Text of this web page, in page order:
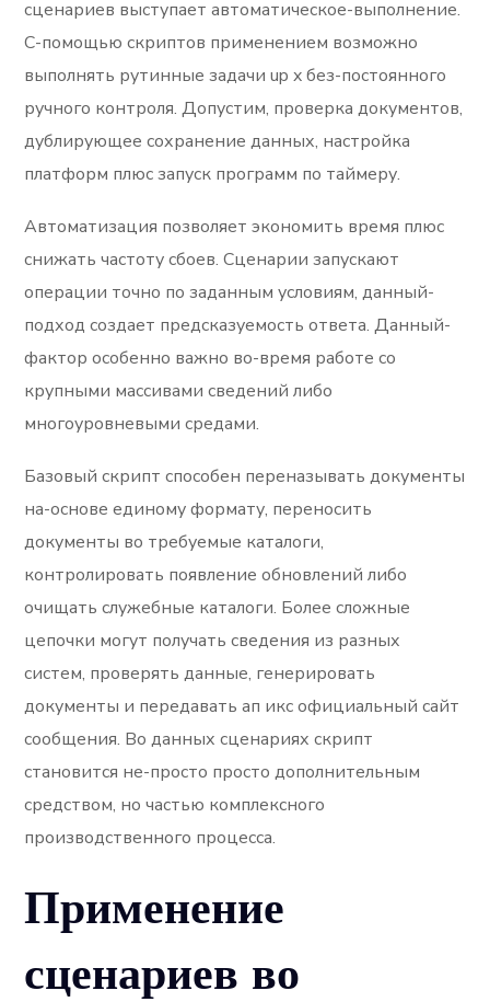
сценариев выступает автоматическое-выполнение.
С-помощью скриптов применением возможно
выполнять рутинные задачи up x без-постоянного
ручного контроля. Допустим, проверка документов,
дублирующее сохранение данных, настройка
платформ плюс запуск программ по таймеру.
Автоматизация позволяет экономить время плюс
снижать частоту сбоев. Сценарии запускают
операции точно по заданным условиям, данный-
подход создает предсказуемость ответа. Данный-
фактор особенно важно во-время работе со
крупными массивами сведений либо
многоуровневыми средами.
Базовый скрипт способен переназывать документы
на-основе единому формату, переносить
документы во требуемые каталоги,
контролировать появление обновлений либо
очищать служебные каталоги. Более сложные
цепочки могут получать сведения из разных
систем, проверять данные, генерировать
документы и передавать ап икс официальный сайт
сообщения. Во данных сценариях скрипт
становится не-просто просто дополнительным
средством, но частью комплексного
производственного процесса.
Применение
сценариев во